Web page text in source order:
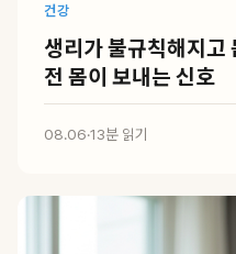
건강
생리가 불규칙해지
전 몸이 보내는 신호
08.06·13분 읽기